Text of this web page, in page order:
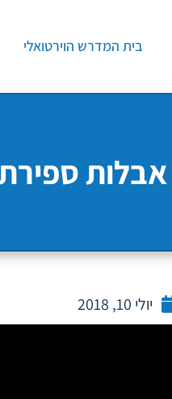
בית המדרש הוירטואלי
אבלות
יולי 10, 2018